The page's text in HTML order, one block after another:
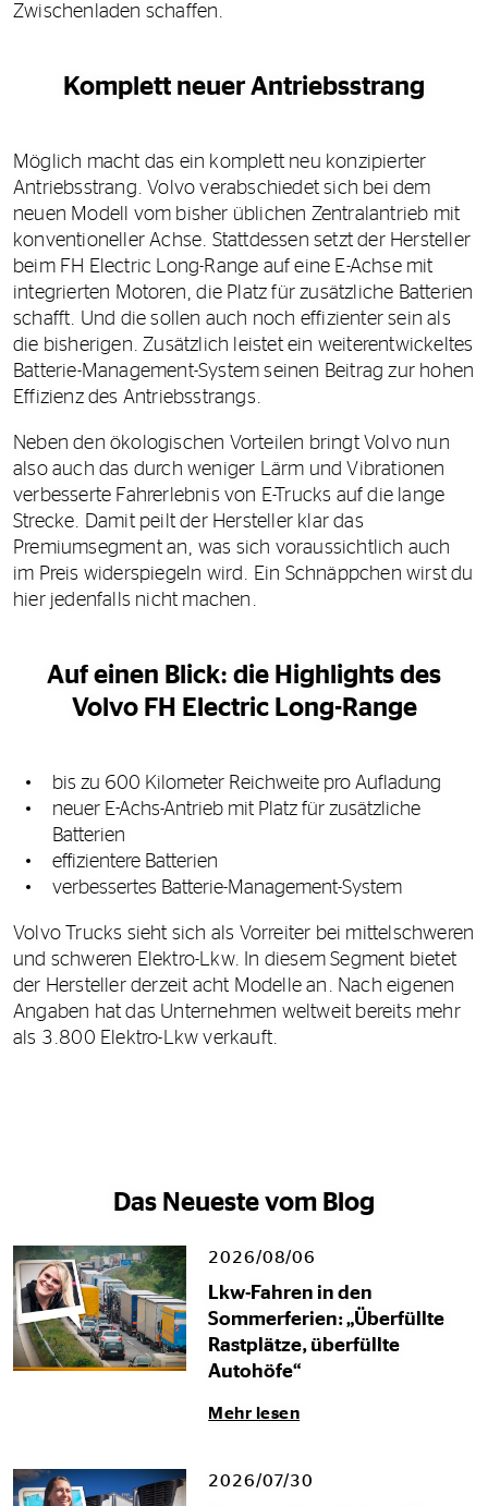
Zwischenladen schaffen.
Komplett neuer Antriebsstrang
Möglich macht das ein komplett neu konzipierter
Antriebsstrang. Volvo verabschiedet sich bei dem
neuen Modell vom bisher üblichen Zentralantrieb mit
konventioneller Achse. Stattdessen setzt der Hersteller
beim FH Electric Long-Range auf eine E-Achse mit
integrierten Motoren, die Platz für zusätzliche Batterien
schafft. Und die sollen auch noch effizienter sein als
die bisherigen. Zusätzlich leistet ein weiterentwickeltes
Batterie-Management-System seinen Beitrag zur hohen
Effizienz des Antriebsstrangs.
Neben den ökologischen Vorteilen bringt Volvo nun
also auch das durch weniger Lärm und Vibrationen
verbesserte Fahrerlebnis von E-Trucks auf die lange
Strecke. Damit peilt der Hersteller klar das
Premiumsegment an, was sich voraussichtlich auch
im Preis widerspiegeln wird. Ein Schnäppchen wirst du
hier jedenfalls nicht machen.
Auf einen Blick: die Highlights des
Volvo FH Electric Long-Range
bis zu 600 Kilometer Reichweite pro Aufladung
neuer E-Achs-Antrieb mit Platz für zusätzliche
Batterien
effizientere Batterien
verbessertes Batterie-Management-System
Volvo Trucks sieht sich als Vorreiter bei mittelschweren
und schweren Elektro-Lkw. In diesem Segment bietet
der Hersteller derzeit acht Modelle an. Nach eigenen
Angaben hat das Unternehmen weltweit bereits mehr
als 3.800 Elektro-Lkw verkauft.
Das Neueste vom Blog
2026/08/06
Lkw-Fahren in den
Sommerferien: „Überfüllte
Rastplätze, überfüllte
Autohöfe“
Mehr lesen
2026/07/30